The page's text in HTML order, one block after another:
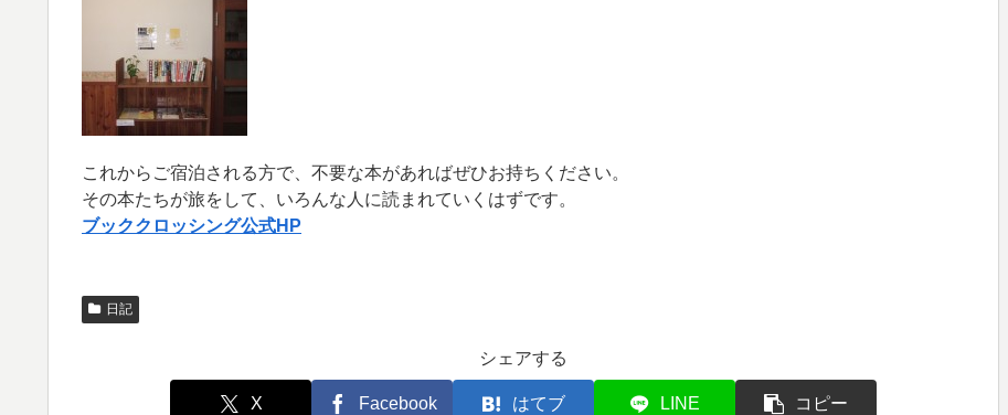
これからご宿泊される方で、不要な本があればぜひお持ちください。
その本たちが旅をして、いろんな人に読まれていくはずです。
ブッククロッシング公式HP
日記
シェアする
X Facebook はてブ LINE コピー